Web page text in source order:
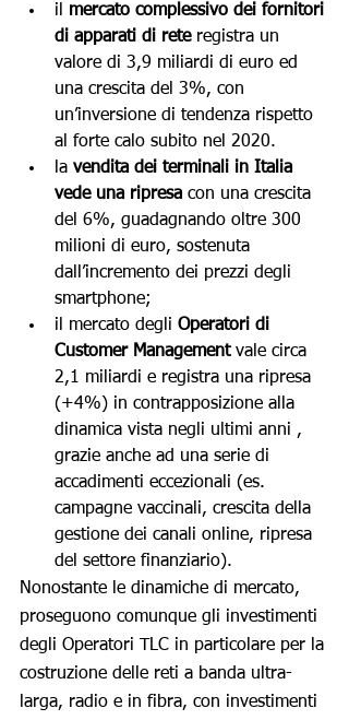
il mercato complessivo dei fornitori
di apparati di rete registra un
valore di 3,9 miliardi di euro ed
una crescita del 3%, con
un’inversione di tendenza rispetto
al forte calo subito nel 2020.
la vendita dei terminali in Italia
vede una ripresa con una crescita
del 6%, guadagnando oltre 300
milioni di euro, sostenuta
dall’incremento dei prezzi degli
smartphone;
il mercato degli Operatori di
Customer Management vale circa
2,1 miliardi e registra una ripresa
(+4%) in contrapposizione alla
dinamica vista negli ultimi anni ,
grazie anche ad una serie di
accadimenti eccezionali (es.
campagne vaccinali, crescita della
gestione dei canali online, ripresa
del settore finanziario).
Nonostante le dinamiche di mercato,
proseguono comunque gli investimenti
degli Operatori TLC in particolare per la
costruzione delle reti a banda ultra-
larga, radio e in fibra, con investimenti